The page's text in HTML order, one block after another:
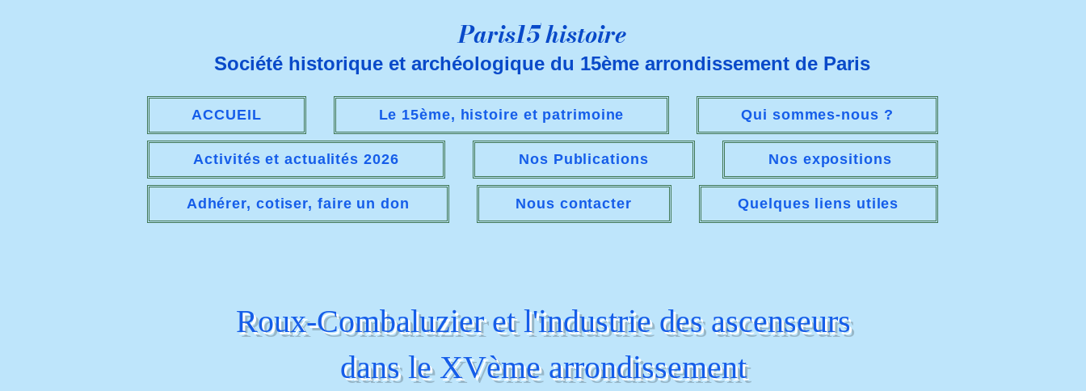
Paris15 histoire
Société historique et archéologique du 15ème arrondissement de Paris
ACCUEIL Le 15ème, histoire et patrimoine Qui sommes-nous ?
Activités et actualités 2026 Nos Publications Nos expositions
Adhérer, cotiser, faire un don Nous contacter Quelques liens utiles
Roux-Combaluzier et l'industrie des ascenseurs
dans le XVème arrondissement